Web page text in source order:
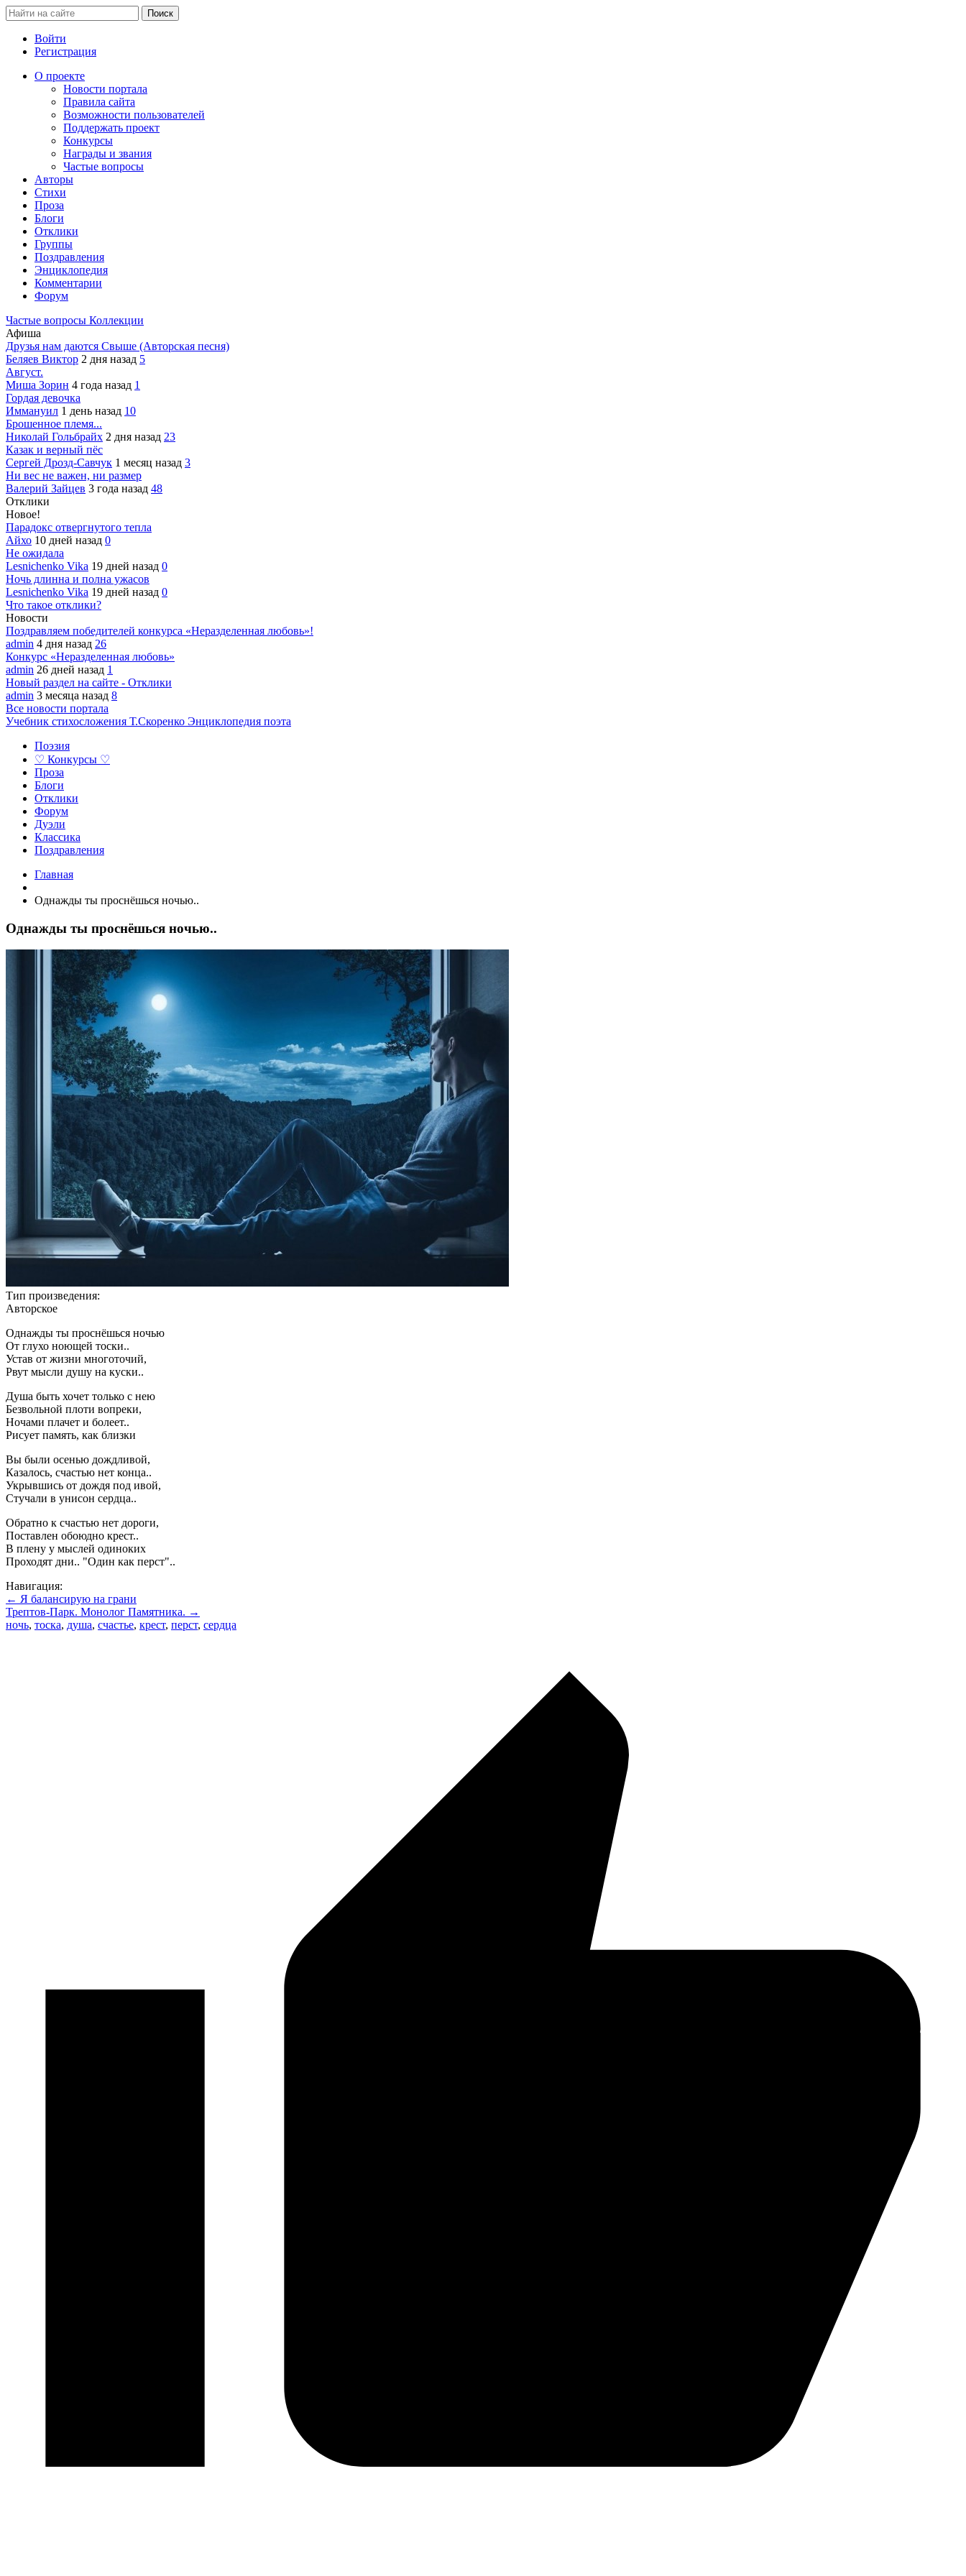
Войти
Регистрация
О проекте
Новости портала
Правила сайта
Возможности пользователей
Поддержать проект
Конкурсы
Награды и звания
Частые вопросы
Авторы
Стихи
Проза
Блоги
Отклики
Группы
Поздравления
Энциклопедия
Комментарии
Форум
Частые вопросы Коллекции
Афиша
Друзья нам даются Свыше (Авторская песня)
Беляев Виктор 2 дня назад 5
Август.
Миша Зорин 4 года назад 1
Гордая девочка
Иммануил 1 день назад 10
Брошенное племя...
Николай Гольбрайх 2 дня назад 23
Казак и верный пёс
Сергей Дрозд-Савчук 1 месяц назад 3
Ни вес не важен, ни размер
Валерий Зайцев 3 года назад 48
Отклики
Новое!
Парадокс отвергнутого тепла
Айхо 10 дней назад 0
Не ожидала
Lesnichenko Vika 19 дней назад 0
Ночь длинна и полна ужасов
Lesnichenko Vika 19 дней назад 0
Что такое отклики?
Новости
Поздравляем победителей конкурса «Неразделенная любовь»!
admin 4 дня назад 26
Конкурс «Неразделенная любовь»
admin 26 дней назад 1
Новый раздел на сайте - Отклики
admin 3 месяца назад 8
Все новости портала
Учебник стихосложения Т.Скоренко Энциклопедия поэта
Поэзия
♡ Конкурсы ♡
Проза
Блоги
Отклики
Форум
Дуэли
Классика
Поздравления
Главная
Однажды ты проснёшься ночью..
Однажды ты проснёшься ночью..
Тип произведения:
Авторское
Однажды ты проснёшься ночью
От глухо ноющей тоски..
Устав от жизни многоточий,
Рвут мысли душу на куски..
Душа быть хочет только с нею
Безвольной плоти вопреки,
Ночами плачет и болеет..
Рисует память, как близки
Вы были осенью дождливой,
Казалось, счастью нет конца..
Укрывшись от дождя под ивой,
Стучали в унисон сердца..
Обратно к счастью нет дороги,
Поставлен обоюдно крест..
В плену у мыслей одиноких
Проходят дни.. "Один как перст"..
Навигация:
← Я балансирую на грани
Трептов-Парк. Монолог Памятника. →
ночь, тоска, душа, счастье, крест, перст, сердца